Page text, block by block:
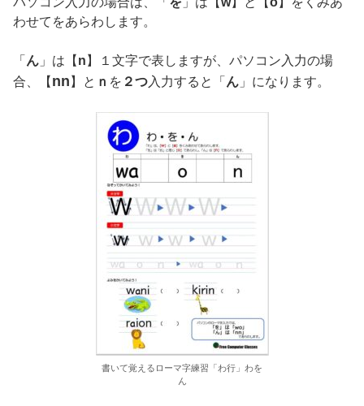
わせてをあらわします。
「 ん 」は【 n 】１文字で表しますが、パソコン入力の場
合、【 nn 】と ｎ を ２つ入力すると「 ん 」になります。
書いて覚えるローマ字練習「わ行」わを
ん